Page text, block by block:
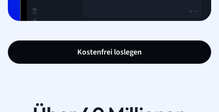
Kostenfrei loslegen